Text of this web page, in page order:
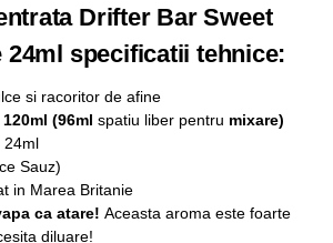
Drifter Bar Sweet
24ml specificatii tehnice:
si racoritor de afine
120ml (96ml spatiu liber pentru mixare)
24ml
Sauz)
in Marea Britanie
ca atare! Aceasta aroma este foarte
diluare!